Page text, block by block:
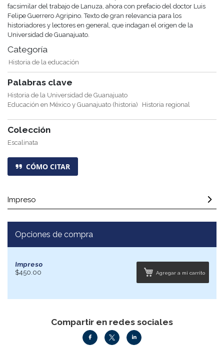
facsimilar del trabajo de Lanuza, ahora con prefacio del doctor Luis
Felipe Guerrero Agripino. Texto de gran relevancia para los
historiadores y lectores en general, que indagan el origen de la
Universidad de Guanajuato.
Categoría
Historia de la educación
Palabras clave
Historia de la Universidad de Guanajuato
Educación en México y Guanajuato (historia)
Historia regional
Colección
Escalinata
CÓMO CITAR
Impreso
Opciones de compra
Impreso
$450.00
Agregar a mi carrito
Compartir en redes sociales